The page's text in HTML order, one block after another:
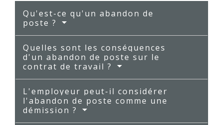
Qu'est-ce qu'un abandon de
poste ?
Quelles sont les conséquences
d'un abandon de poste sur le
contrat de travail ?
L'employeur peut-il considérer
l'abandon de poste comme une
démission ?